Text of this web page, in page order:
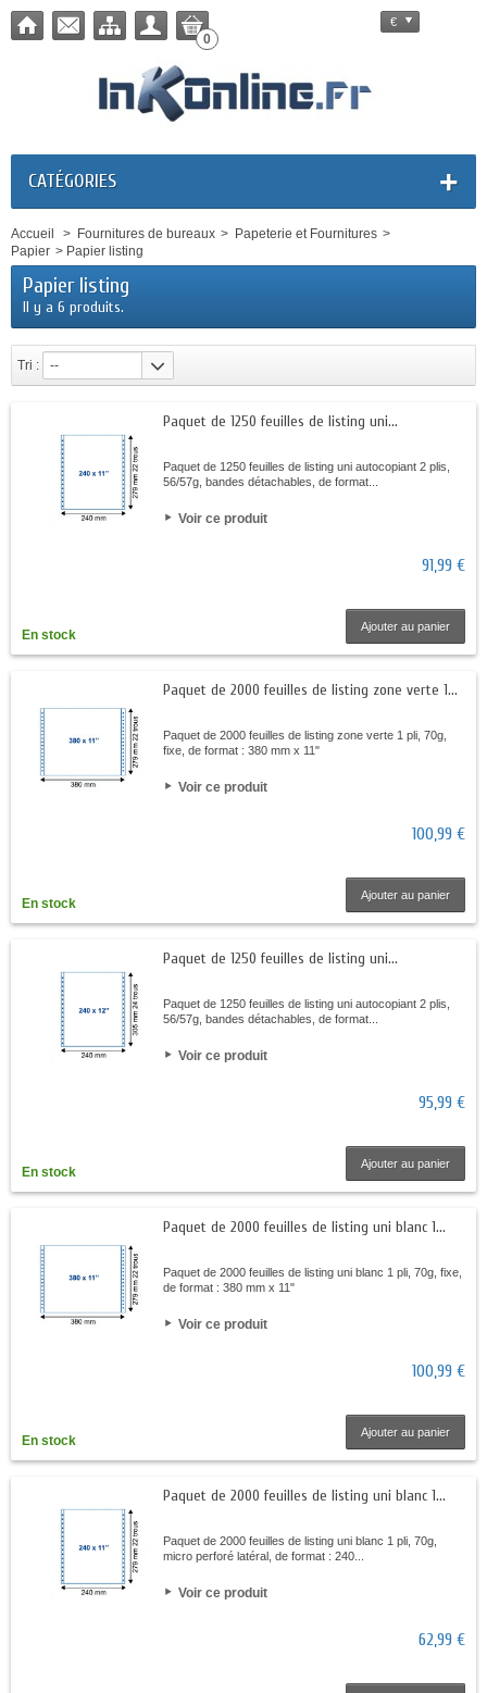
0
€
CATÉGORIES
Accueil > Fournitures de bureaux > Papeterie et Fournitures >
Papier > Papier listing
Papier listing
Il y a 6 produits.
Tri : --
Paquet de 1250 feuilles de listing uni...
Paquet de 1250 feuilles de listing uni autocopiant 2 plis,
56/57g, bandes détachables, de format...
Voir ce produit
91,99 €
En stock
Ajouter au panier
Paquet de 2000 feuilles de listing zone verte 1...
Paquet de 2000 feuilles de listing zone verte 1 pli, 70g,
fixe, de format : 380 mm x 11"
Voir ce produit
100,99 €
En stock
Ajouter au panier
Paquet de 1250 feuilles de listing uni...
Paquet de 1250 feuilles de listing uni autocopiant 2 plis,
56/57g, bandes détachables, de format...
Voir ce produit
95,99 €
En stock
Ajouter au panier
Paquet de 2000 feuilles de listing uni blanc 1...
Paquet de 2000 feuilles de listing uni blanc 1 pli, 70g, fixe,
de format : 380 mm x 11"
Voir ce produit
100,99 €
En stock
Ajouter au panier
Paquet de 2000 feuilles de listing uni blanc 1...
Paquet de 2000 feuilles de listing uni blanc 1 pli, 70g,
micro perforé latéral, de format : 240...
Voir ce produit
62,99 €